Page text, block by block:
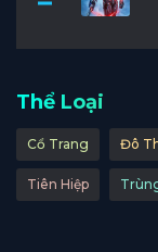
Thể Loại
Cổ Trang Đô
Tiên Hiệp